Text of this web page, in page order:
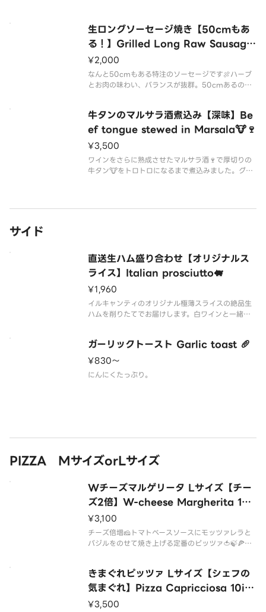
生ロングソーセージ焼き【50cmもあ
る！】Grilled Long Raw Sausage
🍖
¥2,000
なんと50cmもある特注のソーセージです🍖ハーブ
とお肉の味わい、バランスが抜群。50cmあるので
牛タンのマルサラ酒煮込み【深味】Be
ef tongue stewed in Marsala🐮🍷
¥3,500
ワインをさらに熟成させたマルサラ酒🍷で厚切りの
牛タン🐮をトロトロになるまで煮込みました。グラ
サイド
直送生ハム盛り合わせ【オリジナルス
ライス】Italian prosciutto🐖
¥1,960
イルキャンティのオリジナル極薄スライスの絶品生
ハムを削りたてでお届けします。白ワインと一緒に
ガーリックトースト Garlic toast 🥖
¥830〜
にんにくたっぷり。
PIZZA MサイズorLサイズ
Wチーズマルゲリータ Lサイズ【チー
ズ2倍】W-cheese Margherita 10i
n🍕
¥3,100
チーズ倍増🧀トマトベースソースにモッツァレラと
バジルをのせて焼き上げる定番のピッツァ🍅🍃🍕今
きまぐれピッツァ Lサイズ【シェフの
気まぐれ】Pizza Capricciosa 10in
🍕
¥3,500